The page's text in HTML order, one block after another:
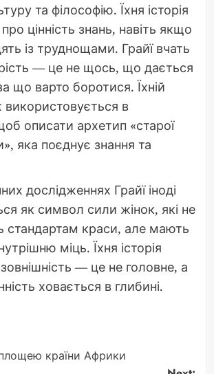
та філософію. Їхня історія
цінність знань, навіть якщо
із труднощами. Грайї вчать
— це не щось, що дається
що варто боротися. Їхній
в
описати архетип «старої
яка поєднує знання та
дослідженнях Грайї іноді
як символ сили жінок, які не
стандартам краси, але мають
міць. Їхня історія
— це не головне, а
ховається в глибині.
країни Африки